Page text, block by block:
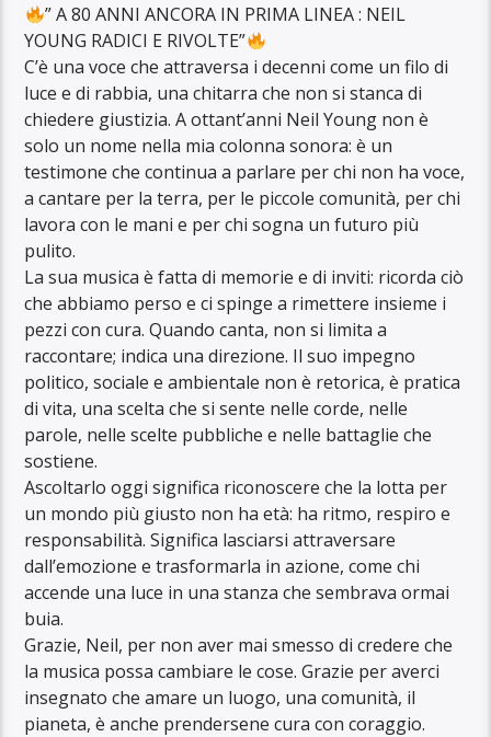
” A 80 ANNI ANCORA IN PRIMA LINEA : NEIL
YOUNG RADICI E RIVOLTE”
C’è una voce che attraversa i decenni come un filo di
luce e di rabbia, una chitarra che non si stanca di
chiedere giustizia. A ottant’anni Neil Young non è
solo un nome nella mia colonna sonora: è un
testimone che continua a parlare per chi non ha voce,
a cantare per la terra, per le piccole comunità, per chi
lavora con le mani e per chi sogna un futuro più
pulito.
La sua musica è fatta di memorie e di inviti: ricorda ciò
che abbiamo perso e ci spinge a rimettere insieme i
pezzi con cura. Quando canta, non si limita a
raccontare; indica una direzione. Il suo impegno
politico, sociale e ambientale non è retorica, è pratica
di vita, una scelta che si sente nelle corde, nelle
parole, nelle scelte pubbliche e nelle battaglie che
sostiene.
Ascoltarlo oggi significa riconoscere che la lotta per
un mondo più giusto non ha età: ha ritmo, respiro e
responsabilità. Significa lasciarsi attraversare
dall’emozione e trasformarla in azione, come chi
accende una luce in una stanza che sembrava ormai
buia.
Grazie, Neil, per non aver mai smesso di credere che
la musica possa cambiare le cose. Grazie per averci
insegnato che amare un luogo, una comunità, il
pianeta, è anche prendersene cura con coraggio.